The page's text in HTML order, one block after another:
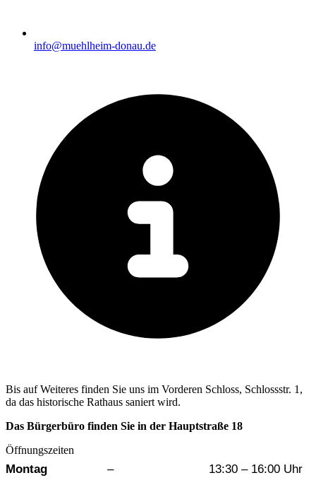
info@muehlheim-donau.de
Bis auf Weiteres finden Sie uns im Vorderen Schloss, Schlossstr. 1,
da das historische Rathaus saniert wird.
Das Bürgerbüro finden Sie in der Hauptstraße 18
Öffnungszeiten
Wochentag Vormittag
Montag – 13:30 – 16:00 Uhr